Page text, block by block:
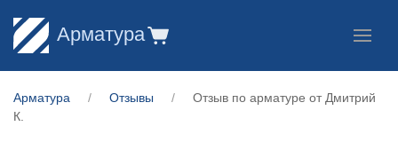
Арматура
Арматура Отзывы
Отзыв по арматуре от Дмитрий
К.